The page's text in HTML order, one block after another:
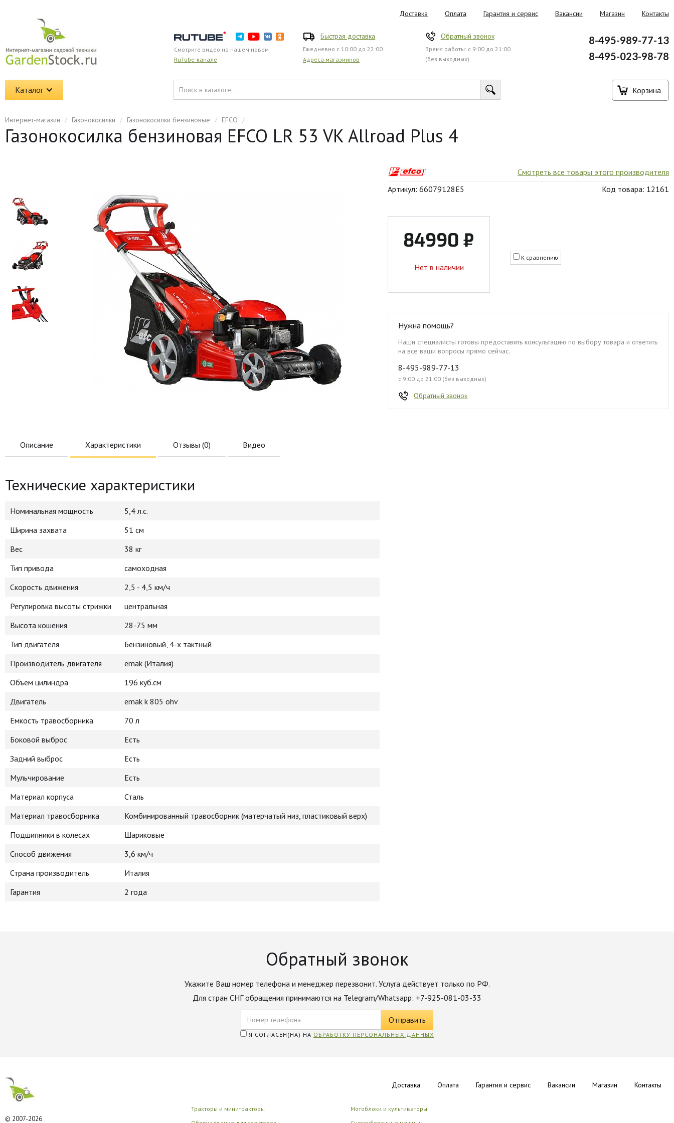
Доставка Оплата Гарантия и сервис Вакансии Магазин Контакты
Смотрите видео на нашем новом
RuTube-канале
Быстрая доставка
Ежедневно с 10:00 до 22:00
Адреса магазиинов
Обратный звонок
Время работы: с 9:00 до 21:00
(без выходных)
8-495-989-77-13
8-495-023-98-78
Каталог Корзина
Интернет-магазин / Газонокосилки / Газонокосилки бензиновые / EFCO /
Газонокосилка бензиновая EFCO LR 53 VK Allroad Plus 4
Смотреть все товары этого производителя
Артикул: 66079128E5
Код товара: 12161
84990 ₽
Нет в наличии
К сравнению
Нужна помощь?
Наши специалисты готовы предоставить консультацию по выбору товара и ответить
на все ваши вопросы прямо сейчас.
8-495-989-77-13
с 9:00 до 21:00 (без выходных)
Обратный звонок
Описание Характеристики Отзывы (0) Видео
Технические характеристики
Номинальная мощность
5,4 л.с.
Ширина захвата
51 см
Вес
38 кг
Тип привода
самоходная
Скорость движения
2,5 - 4,5 км/ч
Регулировка высоты стрижки
центральная
Высота кошения
28-75 мм
Тип двигателя
Бензиновый, 4-х тактный
Производитель двигателя
emak (Италия)
Объем цилиндра
196 куб.см
Двигатель
emak k 805 ohv
Емкость травосборника
70 л
Боковой выброс
Есть
Задний выброс
Есть
Мульчирование
Есть
Материал корпуса
Сталь
Материал травосборника
Комбинированный травосборник (матерчатый низ, пластиковый верх)
Подшипники в колесах
Шариковые
Способ движения
3,6 км/ч
Страна производитель
Италия
Гарантия
2 года
Обратный звонок
Укажите Ваш номер телефона и менеджер перезвонит. Услуга действует только по РФ.
Для стран СНГ обращения принимаются на Telegram/Whatsapp: +7-925-081-03-33
Я СОГЛАСЕН(НА) НА ОБРАБОТКУ ПЕРСОНАЛЬНЫХ ДАННЫХ
© 2007-2026
Доставка Оплата Гарантия и сервис Вакансии Магазин Контакты
Тракторы и минитракторы
Мотоблоки и культиваторы